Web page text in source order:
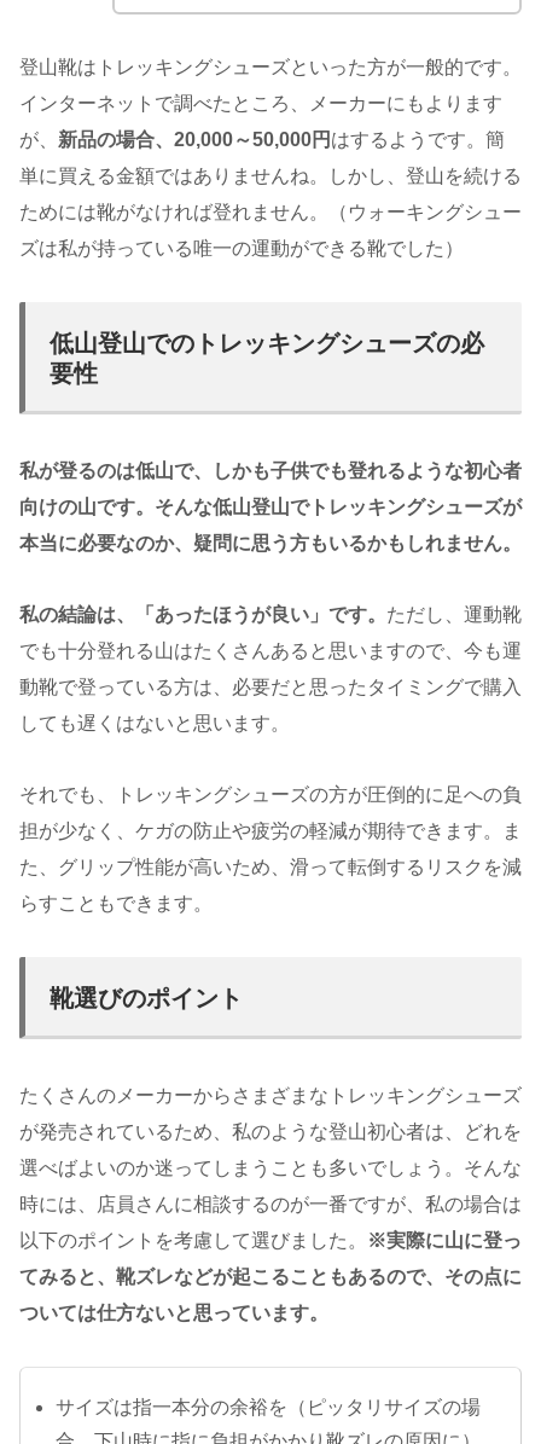
登山靴はトレッキングシューズといった方が一般的です。
インターネットで調べたところ、メーカーにもよります
が、 新品の場合、20,000～50,000円 はするようです。簡
単に買える金額ではありませんね。しかし、登山を続ける
ためには靴がなければ登れません。（ウォーキングシュー
ズは私が持っている唯一の運動ができる靴でした）
低山登山でのトレッキングシューズの必
要性
私が登るのは低山で、しかも子供でも登れるような初心者
向けの山です。そんな低山登山でトレッキングシューズが
本当に必要なのか、疑問に思う方もいるかもしれません。
私の結論は、「あったほうが良い」です。 ただし、運動靴
でも十分登れる山はたくさんあると思いますので、今も運
動靴で登っている方は、必要だと思ったタイミングで購入
しても遅くはないと思います。
それでも、トレッキングシューズの方が圧倒的に足への負
担が少なく、ケガの防止や疲労の軽減が期待できます。ま
た、グリップ性能が高いため、滑って転倒するリスクを減
らすこともできます。
靴選びのポイント
たくさんのメーカーからさまざまなトレッキングシューズ
が発売されているため、私のような登山初心者は、どれを
選べばよいのか迷ってしまうことも多いでしょう。そんな
時には、店員さんに相談するのが一番ですが、私の場合は
以下のポイントを考慮して選びました。
※実際に山に登っ
てみると、靴ズレなどが起こることもあるので、その点に
ついては仕方ないと思っています。
サイズは指一本分の余裕を（ピッタリサイズの場